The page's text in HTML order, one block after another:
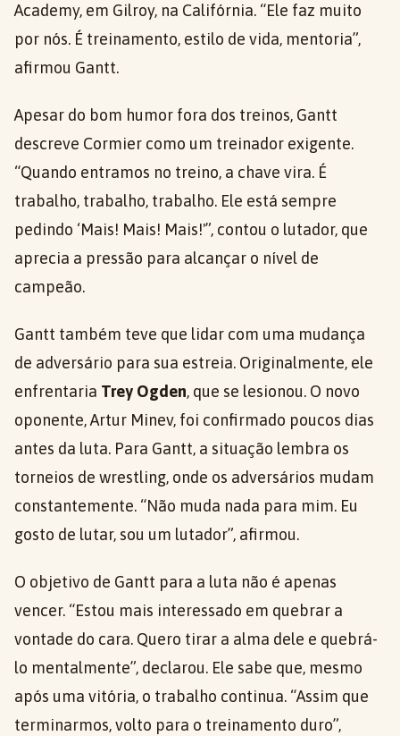
Academy, em Gilroy, na Califórnia. “Ele faz muito
por nós. É treinamento, estilo de vida, mentoria”,
afirmou Gantt.
Apesar do bom humor fora dos treinos, Gantt
descreve Cormier como um treinador exigente.
“Quando entramos no treino, a chave vira. É
trabalho, trabalho, trabalho. Ele está sempre
pedindo ‘Mais! Mais! Mais!'”, contou o lutador, que
aprecia a pressão para alcançar o nível de
campeão.
Gantt também teve que lidar com uma mudança
de adversário para sua estreia. Originalmente, ele
enfrentaria Trey Ogden, que se lesionou. O novo
oponente, Artur Minev, foi confirmado poucos dias
antes da luta. Para Gantt, a situação lembra os
torneios de wrestling, onde os adversários mudam
constantemente. “Não muda nada para mim. Eu
gosto de lutar, sou um lutador”, afirmou.
O objetivo de Gantt para a luta não é apenas
vencer. “Estou mais interessado em quebrar a
vontade do cara. Quero tirar a alma dele e quebrá-
lo mentalmente”, declarou. Ele sabe que, mesmo
após uma vitória, o trabalho continua. “Assim que
terminarmos, volto para o treinamento duro”,